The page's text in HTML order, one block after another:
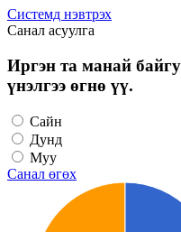
Системд нэвтрэх
Санал асуулга
Иргэн та манай
үнэлгээ өгнө үү.
Сайн
Дунд
Муу
Санал өгөх